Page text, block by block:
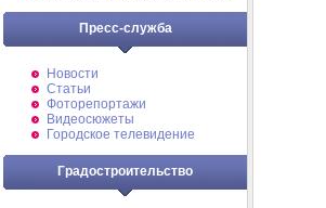
Пресс-служба
Новости
Статьи
Фоторепортажи
Видеосюжеты
Городское телевидение
Градостроительство